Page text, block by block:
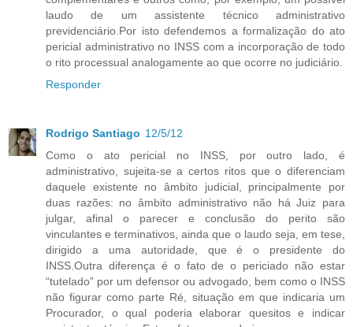
laudo de um assistente técnico administrativo
previdenciário.Por isto defendemos a formalização do ato
pericial administrativo no INSS com a incorporação de todo
o rito processual analogamente ao que ocorre no judiciário.
Responder
Rodrigo Santiago 12/5/12
Como o ato pericial no INSS, por outro lado, é
administrativo, sujeita-se a certos ritos que o diferenciam
daquele existente no âmbito judicial, principalmente por
duas razões: no âmbito administrativo não há Juiz para
julgar, afinal o parecer e conclusão do perito são
vinculantes e terminativos, ainda que o laudo seja, em tese,
dirigido a uma autoridade, que é o presidente do
INSS.Outra diferença é o fato de o periciado não estar
“tutelado” por um defensor ou advogado, bem como o INSS
não figurar como parte Ré, situação em que indicaria um
Procurador, o qual poderia elaborar quesitos e indicar